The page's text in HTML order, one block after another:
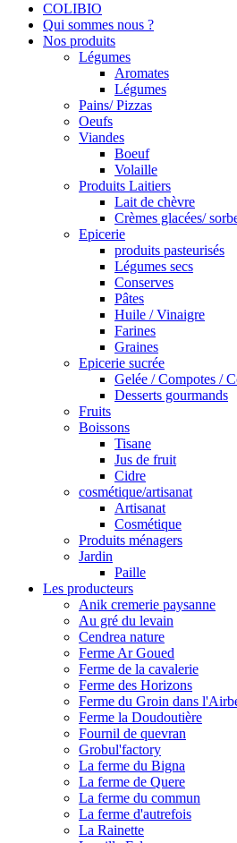
COLIBIO
Qui sommes nous ?
Nos produits
Légumes
Aromates
Légumes
Pains/ Pizzas
Oeufs
Viandes
Boeuf
Volaille
Produits Laitiers
Lait de chèvre
Crèmes glacées/
Epicerie
produits pasteurisés
Légumes secs
Conserves
Pâtes
Huile / Vinaigre
Farines
Graines
Epicerie sucrée
Gelée / Compotes /
Desserts gourmands
Fruits
Boissons
Tisane
Jus de fruit
Cidre
cosmétique/artisanat
Artisanat
Cosmétique
Produits ménagers
Jardin
Paille
Les producteurs
Anik cremerie paysanne
Au gré du levain
Cendrea nature
Ferme Ar Goued
Ferme de la cavalerie
Ferme des Horizons
Ferme du Groin dans
Ferme la Doudoutière
Fournil de quevran
Grobul'factory
La ferme du Bigna
La ferme de Quere
La ferme du commun
La ferme d'autrefois
La Rainette